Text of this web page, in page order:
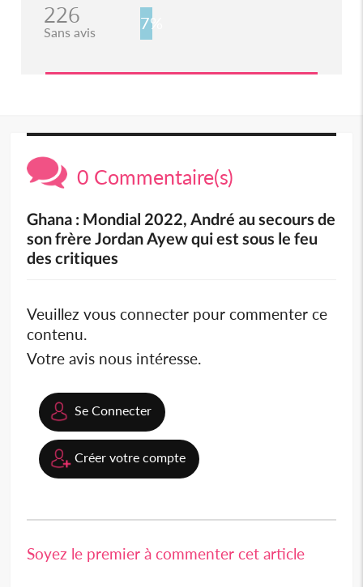
226
Sans avis 7%
0 Commentaire(s)
Ghana : Mondial 2022, André au secours de
son frère Jordan Ayew qui est sous le feu
des critiques
Veuillez vous connecter pour commenter ce
contenu.
Votre avis nous intéresse.
Se Connecter
Créer votre compte
Soyez le premier à commenter cet article